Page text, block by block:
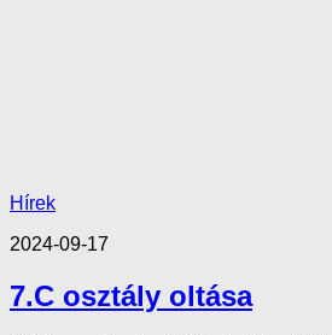
Hírek
2024-09-17
7.C osztály oltása